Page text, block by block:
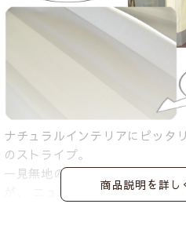
ナチュラルインテリアにピッタ
のストライプ。
一見無地のようで、時折ほんの
が、 ニュアンスのある空間を生
商品説明を詳し